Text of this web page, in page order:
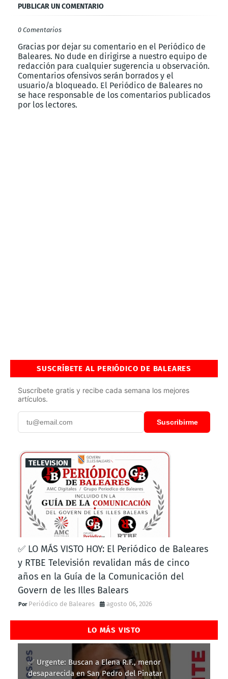
PUBLICAR UN COMENTARIO
0 Comentarios
Gracias por dejar su comentario en el Periódico de
Baleares. No dude en dirigirse a nuestro equipo de
redacción para cualquier sugerencia u observación.
Comentarios ofensivos serán borrados y el
usuario/a bloqueado. El Periódico de Baleares no
se hace responsable de los comentarios publicados
por los lectores.
SUSCRÍBETE AL PERIÓDICO DE BALEARES
Suscríbete gratis y recibe cada semana los mejores
artículos.
Suscribirme
TELEVISION
✅ LO MÁS VISTO HOY: El Periódico de Baleares
y RTBE Televisión revalidan más de cinco
años en la Guía de la Comunicación del
Govern de les Illes Balears
Periódico de Baleares agosto 06, 2026
LO MÁS VISTO
✅ Urgente: Buscan a Elena R.F., menor
desaparecida en San Pedro del Pinatar